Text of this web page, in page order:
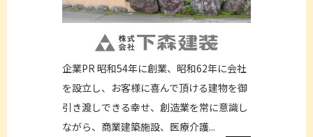
企業PR 昭和54年に創業、昭和62年に会社
を設立し、お客様に喜んで頂ける建物を御
引き渡しできる幸せ、創造業を常に意識し
ながら、商業建築施設、医療介護...